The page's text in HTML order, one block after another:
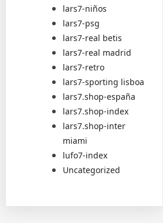
lars7-niños
lars7-psg
lars7-real betis
lars7-real madrid
lars7-retro
lars7-sporting lisboa
lars7.shop-españa
lars7.shop-index
lars7.shop-inter
miami
lufo7-index
Uncategorized